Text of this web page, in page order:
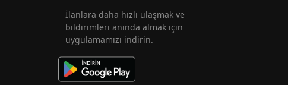
İlanlara daha hızlı ulaşmak ve
bildirimleri anında almak için
uygulamamızı indirin.